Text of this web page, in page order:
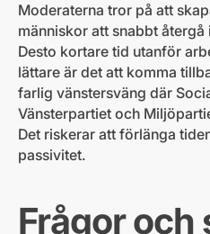
Moderaterna tror på att
människor att snabbt
Desto kortare tid utanför
lättare är det att komma
farlig vänstersväng där
Vänsterpartiet och
Det riskerar att förlänga
passivitet.
Frågor och